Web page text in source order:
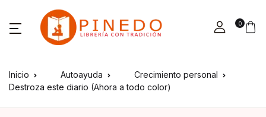
0
Inicio Autoayuda
Crecimiento personal
Destroza este diario (Ahora a todo color)